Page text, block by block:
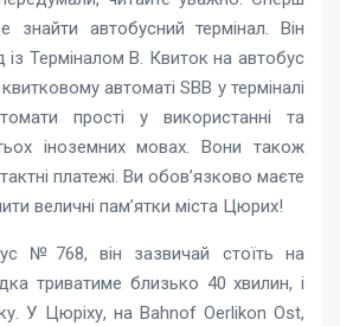
знайти автобусний термінал. Він
із Терміналом В. Квиток на автобус
автоматі SBB у терміналі
прості у використанні та
іноземних мовах. Вони також
платежі. Ви обов’язково маєте
величні пам’ятки міста Цюрих!
№768, він зазвичай стоїть на
триватиме близько 40 хвилин, і
У Цюріху, на Bahnof Oerlikon Ost,